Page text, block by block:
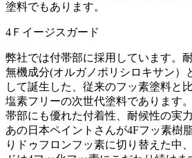
塗料でもあります。
4Ｆイージスガード
弊社では付帯部に採用しています。
無機成分(オルガノポリシロキサン）
して誕生した、従来のフッ素塗料と
塩素フリーの次世代塗料であります
帯部にも優れた付着性、耐候性の実
あの日本ペイントさんが4Fフッ素樹
りドゥフロンフッ素に切り替えた中